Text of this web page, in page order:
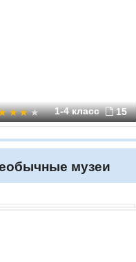
1-4 класс 15
музеи